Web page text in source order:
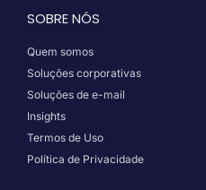
SOBRE NÓS
Quem somos
Soluções corporativas
Soluções de e-mail
Insights
Termos de Uso
Política de Privacidade